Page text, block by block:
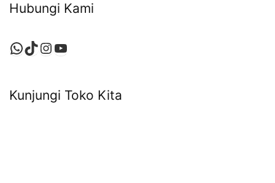
Hubungi Kami
WhatsApp
TikTok
Instagram
YouTube
Kunjungi Toko Kita